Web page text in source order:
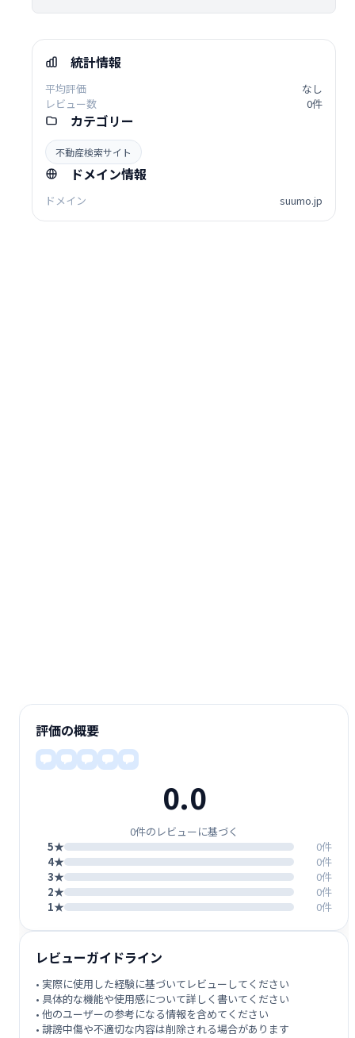
統計情報
平均評価
なし
レビュー数
0件
カテゴリー
不動産検索サイト
ドメイン情報
ドメイン suumo.jp
評価の概要
0.0
0件のレビューに基づく
5★
0件
4★
0件
3★
0件
2★
0件
1★
0件
レビューガイドライン
• 実際に使用した経験に基づいてレビューしてください
• 具体的な機能や使用感について詳しく書いてください
• 他のユーザーの参考になる情報を含めてください
• 誹謗中傷や不適切な内容は削除される場合があります